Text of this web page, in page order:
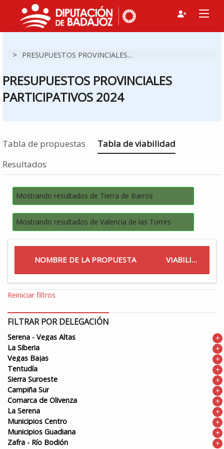
> PRESUPUESTOS PROVINCIALES...
PRESUPUESTOS PROVINCIALES
PARTICIPATIVOS 2024
Tabla de propuestas Estás en
Tabla de viabilidad
Resultados
Mostrando resultados de Tierra de Barros
Mostrando resultados de Valencia de las Torres
NOMBRE DE LA PROPUESTA VIABILIDAD
Reiniciar filtros
FILTRAR POR DELEGACIÓN